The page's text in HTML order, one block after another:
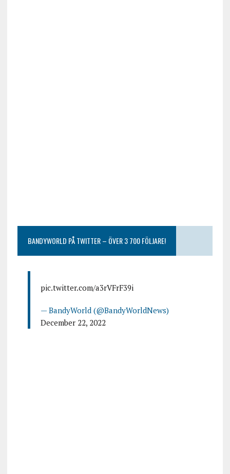
BANDYWORLD PÅ TWITTER – ÖVER 3 700 FÖLJARE!
pic.twitter.com/a3rVFrF39i
— BandyWorld (@BandyWorldNews)
December 22, 2022